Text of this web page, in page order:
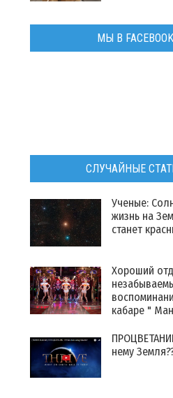
МЫ В FACEBOOK
СЛУЧАЙНЫЕ
Ученые:
жизнь на
станет
Хороший
кабаре "
нему